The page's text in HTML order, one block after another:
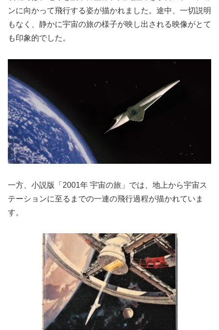
ンに向かって飛行する姿が描かれました。途中、一切説明
もなく、静かに宇宙の旅の様子が映し出される映像がとて
も印象的でした。
一方、小説版「2001年 宇宙の旅」では、地上から宇宙ス
テーションに至るまでの一連の飛行過程が描かれていま
す。